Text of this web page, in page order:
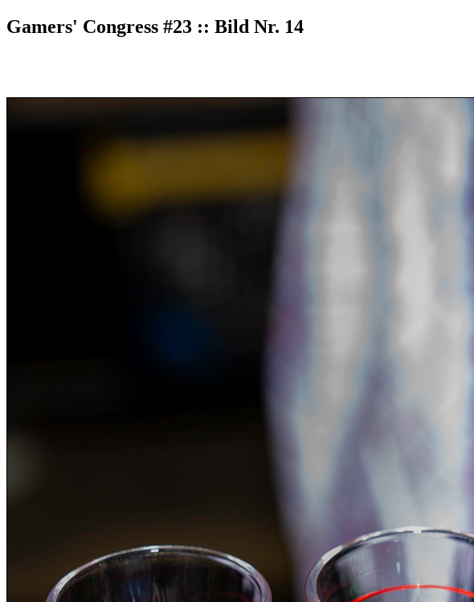
Gamers' Congress #23 :: Bild Nr. 14